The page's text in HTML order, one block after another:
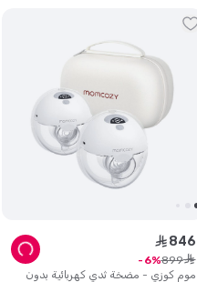
موم كوزي - مضخة ثدي كهربائية بدون
ê 846
ê
899
6